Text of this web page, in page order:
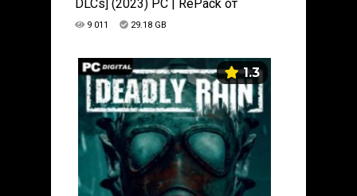
DLCs] (2023) PC | RePack от
Chovka
9 011 29.18 GB
1.3